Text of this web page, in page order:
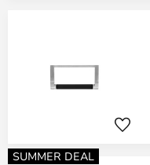
SUMMER DEAL